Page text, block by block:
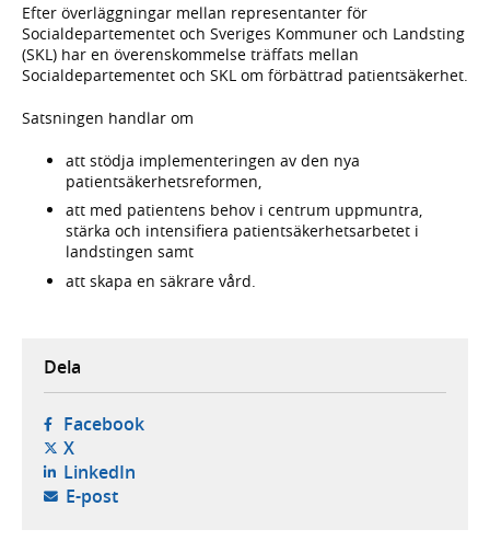
Efter överläggningar mellan representanter för
Socialdepartementet och Sveriges Kommuner och Landsting
(SKL) har en överenskommelse träffats mellan
Socialdepartementet och SKL om förbättrad patientsäkerhet.
Satsningen handlar om
att stödja implementeringen av den nya
patientsäkerhetsreformen,
att med patientens behov i centrum uppmuntra,
stärka och intensifiera patientsäkerhetsarbetet i
landstingen samt
att skapa en säkrare vård.
Dela
Facebook- öppnas i ny flik, extern webbplats,
X- öppnas i ny flik, extern webbplats,
LinkedIn- öppnas i ny flik, extern webbplats,
E-post- öppnar din e-postklient,